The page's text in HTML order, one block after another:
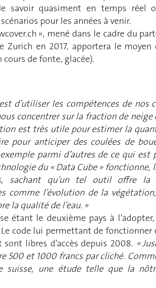
savoir quasiment en temps réel
pour les années à venir.
», mené dans le cadre du
Zurich en 2017, apportera le
de fonte, glacée).
est d’utiliser les compétences de
concentrer sur la fraction de neige
est très utile pour estimer la
pour anticiper des coulées de
parmi d’autres de ce qui
du « Data Cube »
sachant qu’un tel outil offre la
comme l’évolution de la
la qualité de l’eau. »
étant le deuxième pays à
Le code lui permettant de
libres d’accès depuis 2008. «
500 et 1000 francs par cliché.
une étude telle que la